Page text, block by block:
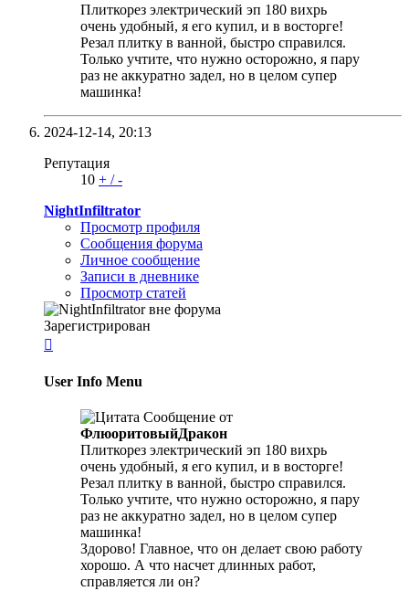
Плиткорез электрический эп 180 вихрь
очень удобный, я его купил, и в восторге!
Резал плитку в ванной, быстро справился.
Только учтите, что нужно осторожно, я пару
раз не аккуратно задел, но в целом супер
машинка!
2024-12-14, 20:13
Репутация
10 + /-
NightInfiltrator
Просмотр профиля
Сообщения форума
Личное сообщение
Записи в дневнике
Просмотр статей
Зарегистрирован

User Info Menu
Сообщение от
ФлюоритовыйДракон
Плиткорез электрический эп 180 вихрь
очень удобный, я его купил, и в восторге!
Резал плитку в ванной, быстро справился.
Только учтите, что нужно осторожно, я пару
раз не аккуратно задел, но в целом супер
машинка!
Здорово! Главное, что он делает свою работу
хорошо. А что насчет длинных работ,
справляется ли он?